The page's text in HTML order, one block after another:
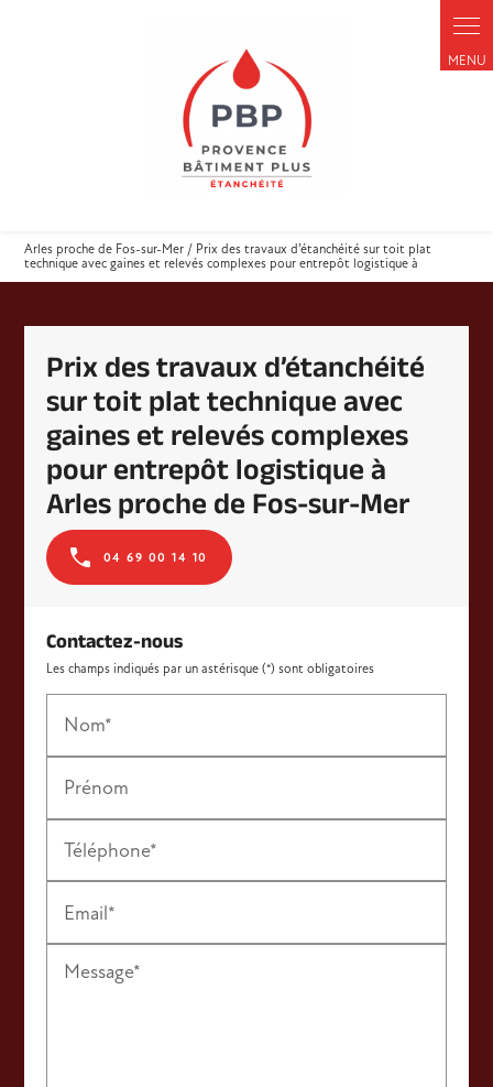
Arles proche de Fos-sur-Mer / Prix des travaux d’étanchéité sur toit plat
technique avec gaines et relevés complexes pour entrepôt logistique à
Prix des travaux d’étanchéité
sur toit plat technique avec
gaines et relevés complexes
pour entrepôt logistique à
Arles proche de Fos-sur-Mer
04 69 00 14 10
Contactez-nous
Les champs indiqués par un astérisque (*) sont obligatoires
Nom*
Prénom
Téléphone*
Email*
Message*